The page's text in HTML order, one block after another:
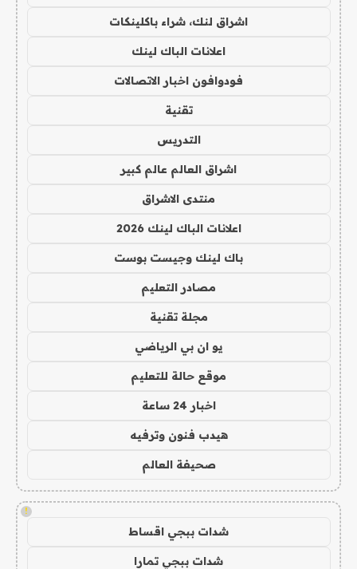
اشراق لنك، شراء باكلينكات
اعلانات الباك لينك
فودوافون اخبار الاتصالات
تقنية
التدريس
اشراق العالم عالم كبير
منتدى الاشراق
اعلانات الباك لينك 2026
باك لينك وجيست بوست
مصادر التعليم
مجلة تقنية
يو ان بي الرياضي
موقع حالة للتعليم
اخبار 24 ساعة
هيدب فنون وترفيه
صحيفة العالم
!
شدات ببجي اقساط
شدات ببجي تمارا